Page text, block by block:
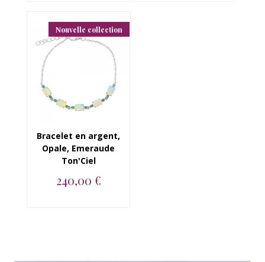
Nouvelle collection
Bracelet en argent,
Opale, Emeraude
Ton'Ciel
240,00 €